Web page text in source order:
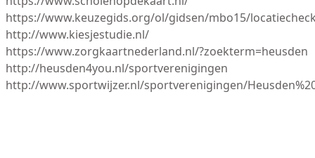
https://www.keuzegids.org/ol/gidsen/mbo15/
http://www.kiesjestudie.nl/
https://www.zorgkaartnederland.nl/?zoekterm=heusden
http://heusden4you.nl/sportverenigingen
http://www.sportwijzer.nl/sportverenigingen/